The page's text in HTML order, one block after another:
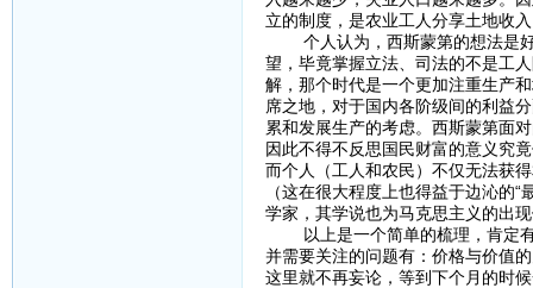
立的制度，是农业工人分享土地收
个人认为，西斯蒙第的想法是好
望，毕竟掌握立法、司法的不是工
解，那个时代是一个更加注重生产
席之地，对于国内各阶级间的利益
累和发展生产的考虑。西斯蒙第面
因此不得不反思国民财富的意义究
而个人（工人和农民）不仅无法获
（这在很大程度上也得益于边沁的
学家，其学说也为马克思主义的出
以上是一个简单的梳理，肯定有
并需要关注的问题有：价格与价值
这里就不再妄论，等到下个月的时